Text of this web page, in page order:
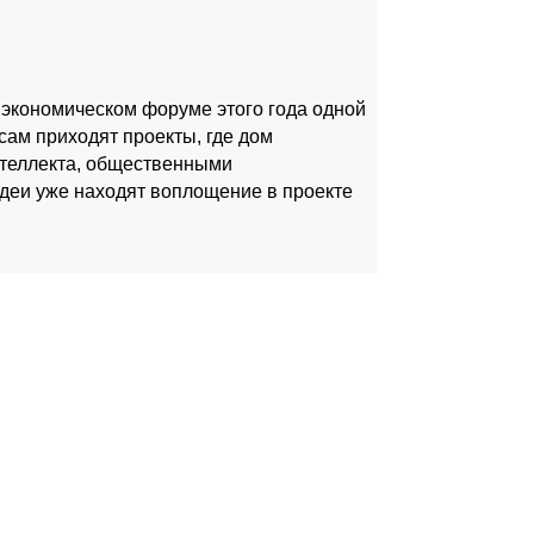
форуме этого года одной
приходят проекты, где дом
общественными
уже находят воплощение в проекте